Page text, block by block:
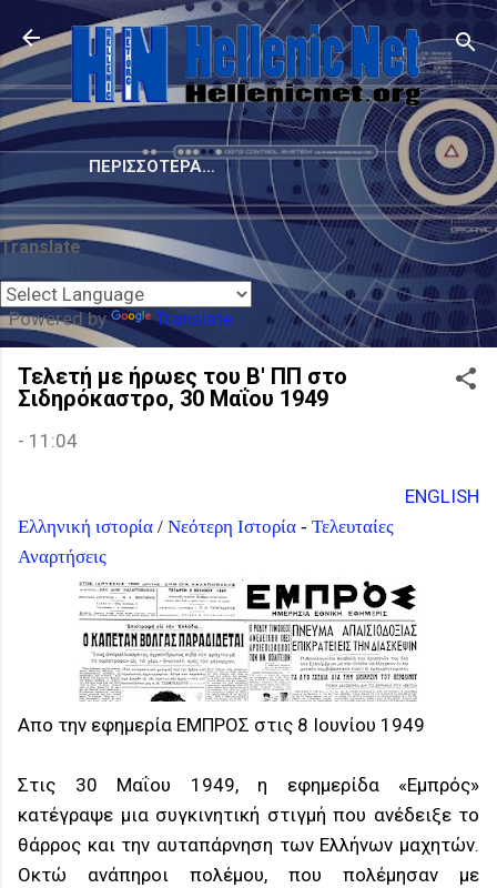
Μετάβαση στο κύριο περιεχόμενο
ΠΕΡΙΣΣΌΤΕΡΑ…
Translate
Powered by Translate
Τελετή με ήρωες του Β' ΠΠ στο
Σιδηρόκαστρο, 30 Μαΐου 1949
- 11:04
ENGLISH
Ελληνική ιστορία / Νεότερη Ιστορία - Τελευταίες
Αναρτήσεις
Απο την εφημερία ΕΜΠΡΟΣ στις 8 Ιουνίου 1949
Στις 30 Μαΐου 1949, η εφημερίδα «Εμπρός»
κατέγραψε μια συγκινητική στιγμή που ανέδειξε το
θάρρος και την αυταπάρνηση των Ελλήνων μαχητών.
Οκτώ ανάπηροι πολέμου, που πολέμησαν με